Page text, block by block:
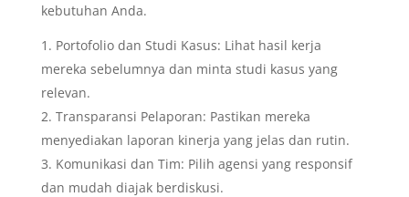
kebutuhan Anda.
Portofolio dan Studi Kasus: Lihat hasil kerja
mereka sebelumnya dan minta studi kasus yang
relevan.
Transparansi Pelaporan: Pastikan mereka
menyediakan laporan kinerja yang jelas dan rutin.
Komunikasi dan Tim: Pilih agensi yang responsif
dan mudah diajak berdiskusi.